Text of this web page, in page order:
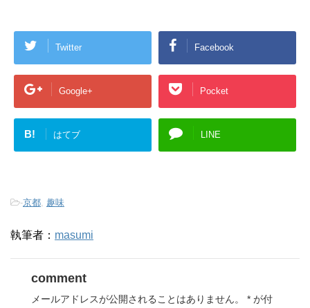
Twitter Facebook
Google+ Pocket
B! はてブ LINE
-京都 趣味
執筆者： masumi
comment
メールアドレスが公開されることはありません。 * が付